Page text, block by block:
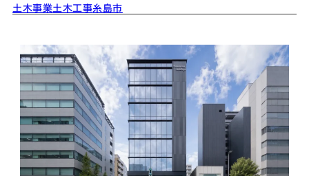
土木事業土木工事糸島市